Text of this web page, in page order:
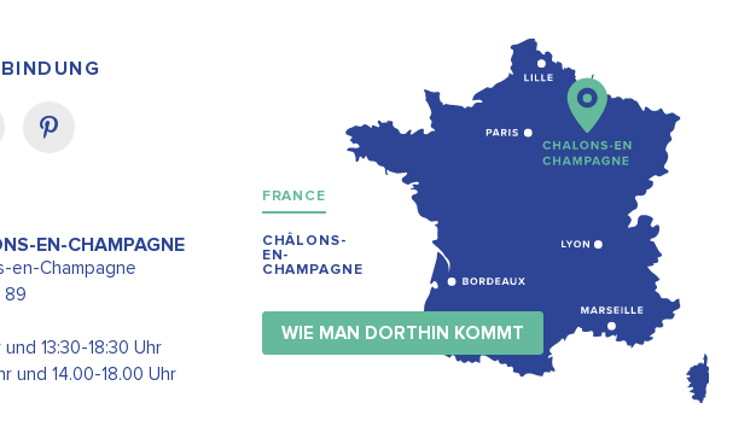
EN-CHAMPAGNE
en-Champagne
89
13:30-18:30 Uhr
und 14.00-18.00 Uhr
FRANCE
CHÂLONS-
EN-
CHAMPAGNE
WIE MAN DORTHIN KOMMT